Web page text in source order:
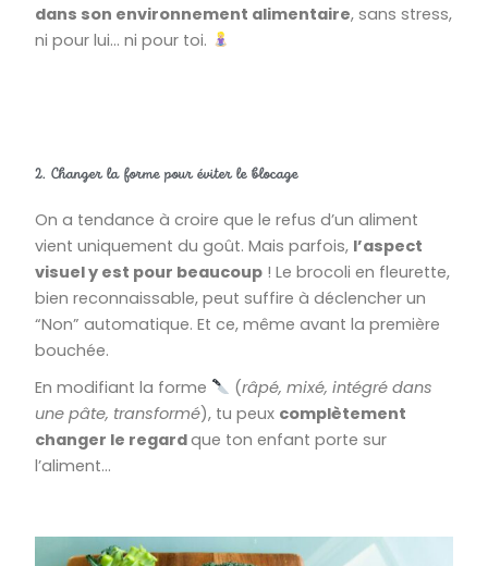
dans son environnement alimentaire, sans stress,
ni pour lui… ni pour toi.
2. Changer la forme pour éviter le blocage
On a tendance à croire que le refus d’un aliment
vient uniquement du goût. Mais parfois, l’aspect
visuel y est pour beaucoup ! Le brocoli en fleurette,
bien reconnaissable, peut suffire à déclencher un
“Non” automatique. Et ce, même avant la première
bouchée.
En modifiant la forme
(râpé, mixé, intégré dans
une pâte, transformé), tu peux complètement
changer le regardque ton enfant porte sur
l’aliment…